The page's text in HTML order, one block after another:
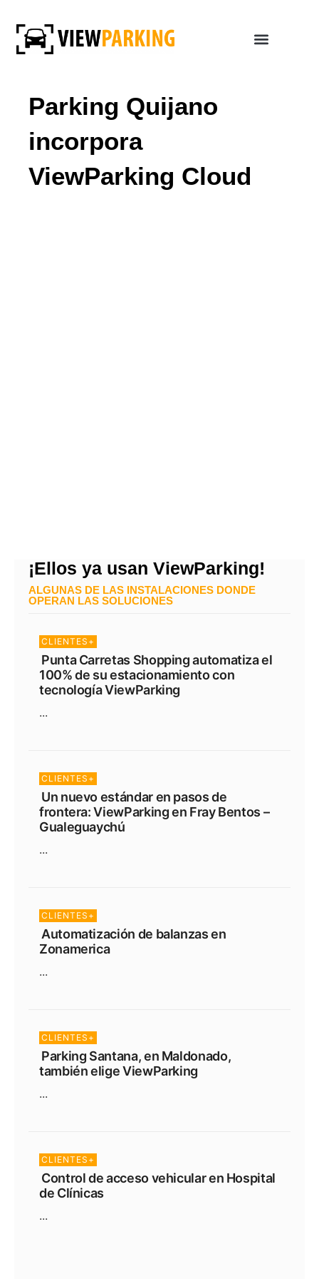
Parking Quijano
incorpora
ViewParking Cloud
¡Ellos ya usan ViewParking!
ALGUNAS DE LAS INSTALACIONES DONDE
OPERAN LAS SOLUCIONES
CLIENTES+
Punta Carretas Shopping automatiza el
100% de su estacionamiento con
tecnología ViewParking
...
CLIENTES+
Un nuevo estándar en pasos de
frontera: ViewParking en Fray Bentos –
Gualeguaychú
...
CLIENTES+
Automatización de balanzas en
Zonamerica
...
CLIENTES+
Parking Santana, en Maldonado,
también elige ViewParking
...
CLIENTES+
Control de acceso vehicular en Hospital
de Clínicas
...